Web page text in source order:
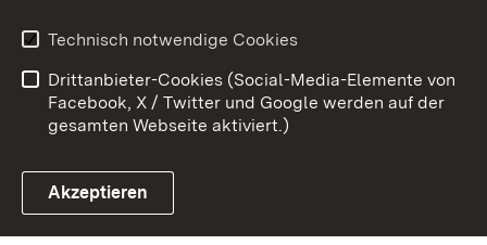
Link zum Landesportal
Barrierefreiheit
Impressum
Cookies
Technisch notwendige Cookies
Drittanbieter-Cookies (Social-Media-Elemente von
Facebook, X / Twitter und Google werden auf der
gesamten Webseite aktiviert.)
Akzeptieren